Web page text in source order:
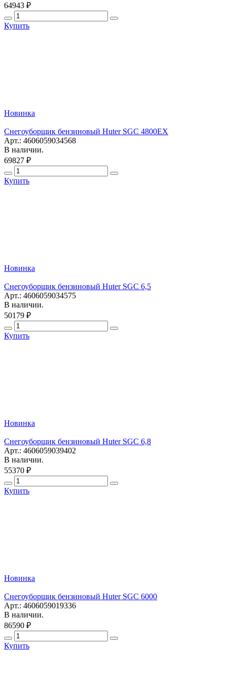
64943 ₽
Купить
Новинка
Снегоуборщик бензиновый Huter SGC 4800EX
Арт.: 4606059034568
В наличии.
69827 ₽
Купить
Новинка
Снегоуборщик бензиновый Huter SGC 6,5
Арт.: 4606059034575
В наличии.
50179 ₽
Купить
Новинка
Снегоуборщик бензиновый Huter SGC 6,8
Арт.: 4606059039402
В наличии.
55370 ₽
Купить
Новинка
Снегоуборщик бензиновый Huter SGC 6000
Арт.: 4606059019336
В наличии.
86590 ₽
Купить